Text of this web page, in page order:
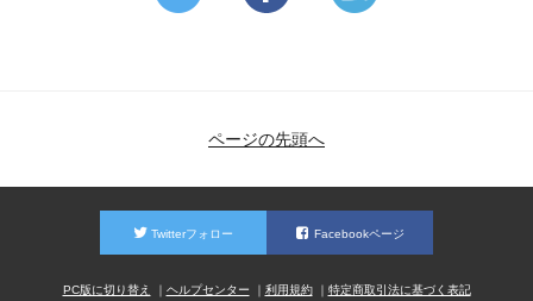
ページの先頭へ
Twitterフォロー Facebookページ
PC版に切り替え ヘルプセンター 利用規約 特定商取引法に基づく表記